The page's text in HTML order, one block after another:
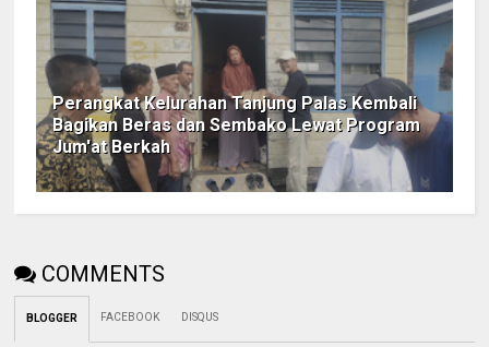
Perangkat Kelurahan Tanjung Palas Kembali
Bagikan Beras dan Sembako Lewat Program
Jum'at Berkah
COMMENTS
BLOGGER FACEBOOK DISQUS